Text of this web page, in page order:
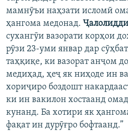
мамнӯъи наҳзати исломӣ
ҳангома медонад.
сухангӯи вазорати корҳои
рӯзи 23-уми январ дар
таҳқиқе, ки вазорат анҷом
медиҳад, ҳеҷ як ниҳоде ин
хориҷиро боздошт
ки ин вакилон хостаанд
кунанд. Ба хотири як
фақат ин дурӯғро бофтаанд.”